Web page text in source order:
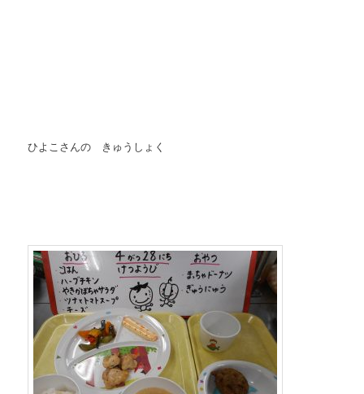
ひよこさんの きゅうしょく